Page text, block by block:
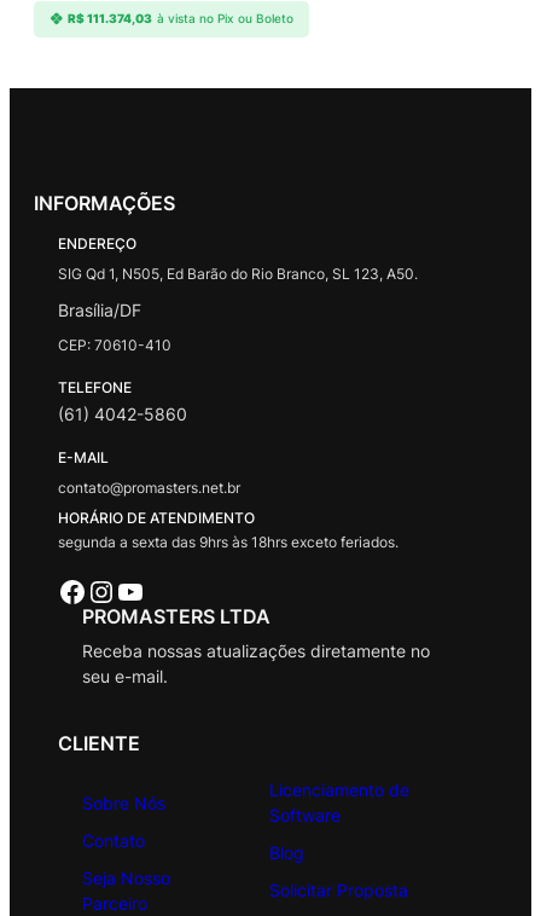
R$111.374,03 à vista no Pix ou Boleto
INFORMAÇÕES
ENDEREÇO
SIG Qd 1, N505, Ed Barão do Rio Branco, SL 123, A50.
Brasília/DF
CEP: 70610-410
TELEFONE
(61) 4042-5860
E-MAIL
contato@promasters.net.br
HORÁRIO DE ATENDIMENTO
segunda a sexta das 9hrs às 18hrs exceto feriados.
Facebook Instagram Youtube
PROMASTERS LTDA
Receba nossas atualizações diretamente no
seu e-mail.
CLIENTE
Sobre Nós
Contato
Seja Nosso
Parceiro
Licenciamento de
Software
Blog
Solicitar Proposta